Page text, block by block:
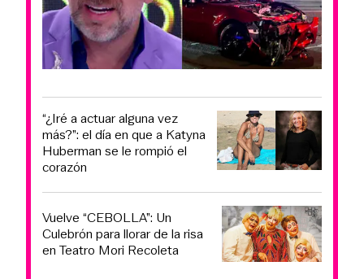
“¿Iré a actuar alguna vez
más?”: el día en que a Katyna
Huberman se le rompió el
corazón
Vuelve “CEBOLLA”: Un
Culebrón para llorar de la risa
en Teatro Mori Recoleta